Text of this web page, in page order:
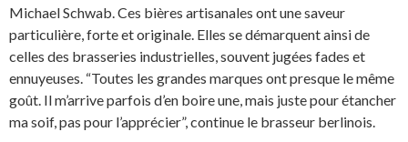
Michael Schwab. Ces bières artisanales ont une saveur
particulière, forte et originale. Elles se démarquent ainsi de
celles des brasseries industrielles, souvent jugées fades et
ennuyeuses. “Toutes les grandes marques ont presque le même
goût. Il m’arrive parfois d’en boire une, mais juste pour étancher
ma soif, pas pour l’apprécier”, continue le brasseur berlinois.